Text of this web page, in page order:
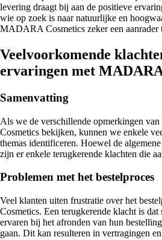
levering draagt bij aan de positieve
wie op zoek is naar natuurlijke en
MADARA Cosmetics zeker een aanrader
Veelvoorkomende
ervaringen met
Samenvatting
Als we de verschillende opmerkingen
Cosmetics bekijken, kunnen we enkele
themas identificeren. Hoewel de
zijn er enkele terugkerende klachten die
Problemen met het bestelproces
Veel klanten uiten frustratie over het
Cosmetics. Een terugkerende klacht is
ervaren bij het afronden van hun
gaan. Dit kan resulteren in vertragingen